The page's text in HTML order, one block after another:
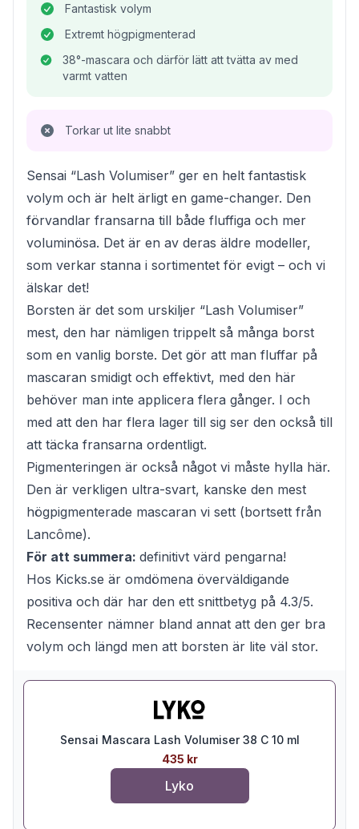
Fantastisk volym
Extremt högpigmenterad
38°-mascara och därför lätt att tvätta av med
varmt vatten
Torkar ut lite snabbt
Sensai “Lash Volumiser” ger en helt fantastisk
volym och är helt ärligt en game-changer. Den
förvandlar fransarna till både fluffiga och mer
voluminösa. Det är en av deras äldre modeller,
som verkar stanna i sortimentet för evigt – och vi
älskar det!
Borsten är det som urskiljer “Lash Volumiser”
mest, den har nämligen trippelt så många borst
som en vanlig borste. Det gör att man fluffar på
mascaran smidigt och effektivt, med den här
behöver man inte applicera flera gånger. I och
med att den har flera lager till sig ser den också till
att täcka fransarna ordentligt.
Pigmenteringen är också något vi måste hylla här.
Den är verkligen ultra-svart, kanske den mest
högpigmenterade mascaran vi sett (bortsett från
Lancôme).
För att summera: definitivt värd pengarna!
Hos Kicks.se är omdömena överväldigande
positiva och där har den ett snittbetyg på 4.3/5.
Recensenter nämner bland annat att den ger bra
volym och längd men att borsten är lite väl stor.
Sensai Mascara Lash Volumiser 38 C 10 ml
435 kr
Lyko